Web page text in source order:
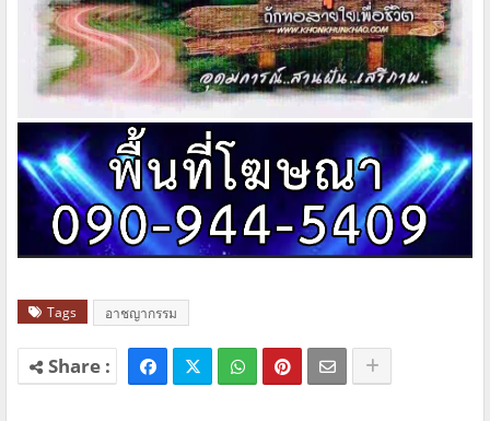
Tags อาชญากรรม